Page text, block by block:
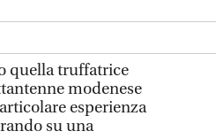
quella truffatrice
modenese
esperienza
su una